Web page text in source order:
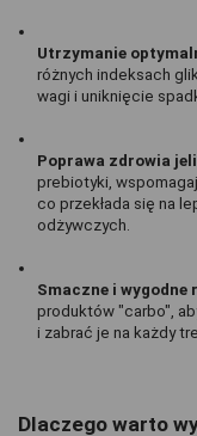
Utrzymanie
różnych indeksach
wagi i uniknięcie
Poprawa zdrowia
prebiotyki,
co przekłada się na
odżywczych.
Smaczne i wygodne
produktów "carbo",
i zabrać je na każdy
Dlaczego warto